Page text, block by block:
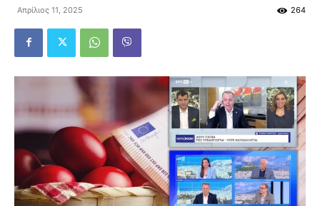
Απρίλιος 11, 2025 264